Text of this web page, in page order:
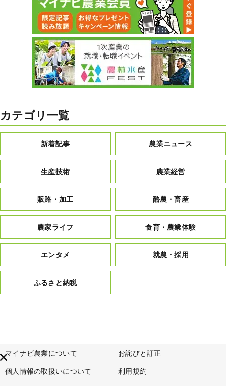
カテゴリ一覧
新着記事 農業ニュース
生産技術 農業経営
販路・加工 酪農・畜産
農家ライフ 食育・農業体験
エンタメ 就農・採用
ふるさと納税
マイナビ農業について お詫びと訂正
個人情報の取扱いについて 利用規約